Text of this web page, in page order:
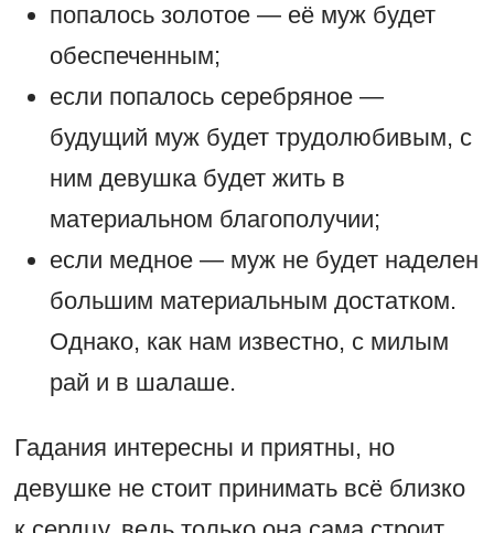
попалось золотое — её муж будет
обеспеченным;
если попалось серебряное —
будущий муж будет трудолюбивым, с
ним девушка будет жить в
материальном благополучии;
если медное — муж не будет наделен
большим материальным достатком.
Однако, как нам известно, с милым
рай и в шалаше.
Гадания интересны и приятны, но
девушке не стоит принимать всё близко